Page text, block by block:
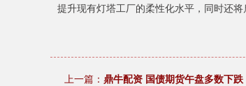
提升现有灯塔工厂的柔性化水平，同时还将
上一篇： 鼎牛配资 国债期货午盘多数下